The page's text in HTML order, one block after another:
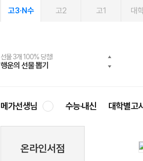
고3·N수 고2 고1 대
선물 3개 100% 당첨!
행운의 선물 뽑기
선물 100% 증정!
메가스터디 X 올리브
2027 러셀 단과
강사 공개선발
스마트러닝앱
설문 EVENT
메가패스
3일 무료 체험권
메가패스 수강생 무료혜택!
메가클럽 멤버십
사회공헌 캠페인
희망이룸 메가나눔
메가선생님 수능·내신 대학별고
온라인서점